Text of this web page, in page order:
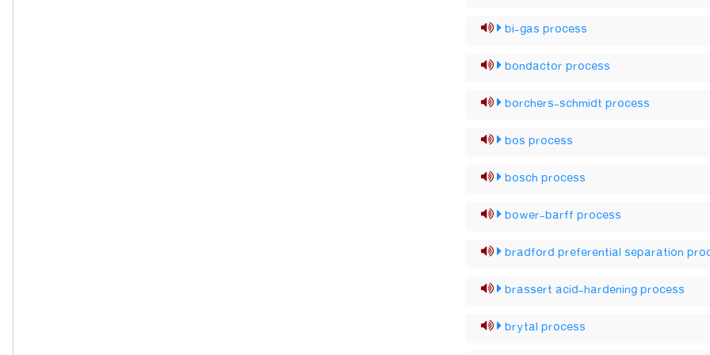
bi-gas process
bondactor process
borchers-schmidt process
bos process
bosch process
bower-barff process
bradford preferential separation
brassert acid-hardening process
brytal process